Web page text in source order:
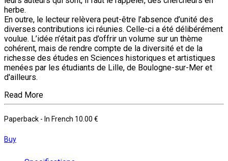
herbe.
En outre, le lecteur relèvera peut-être l’absence d’unité des
diverses contributions ici réunies. Celle-ci a été délibérément
voulue. L’idée n’était pas d’offrir un volume sur un thème
cohérent, mais de rendre compte de la diversité et de la
richesse des études en Sciences historiques et artistiques
menées par les étudiants de Lille, de Boulogne-sur-Mer et
d'ailleurs.
Read More
Paperback - In French 10.00 €
Buy